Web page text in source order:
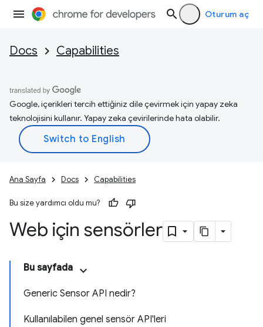
Oturum aç
Docs Capabilities
Google, içerikleri tercih ettiğiniz dile çevirmek için yapay zeka
teknolojisini kullanır. Yapay zeka çevirilerinde hata olabilir.
Ana Sayfa Docs Capabilities
Bu size yardımcı oldu mu?
Web için sensörler
Bu sayfada
Generic Sensor API nedir?
Kullanılabilen genel sensör API'leri